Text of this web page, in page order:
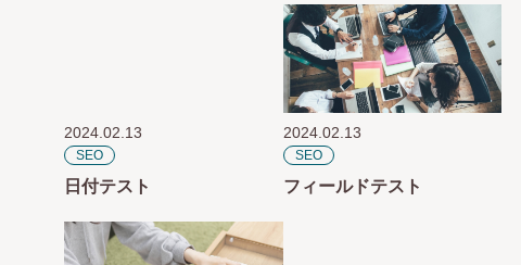
2024.02.13
SEO
日付テスト
2024.02.13
SEO
フィールドテスト